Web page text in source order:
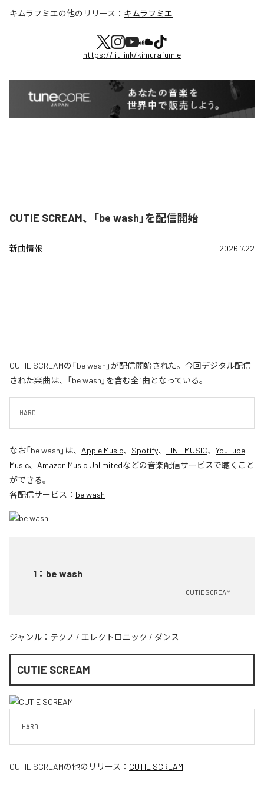
キムラフミエの他のリリース： キムラフミエ
https://lit.link/kimurafumie
CUTIE SCREAM、「be wash」を配信開始
新曲情報 2026.7.22
CUTIE SCREAMの「be wash」が配信開始された。今回デジタル配信
された楽曲は、「be wash」を含む全1曲となっている。
HARD
なお「be wash 」は、 Apple Music、 Spotify、 LINE MUSIC、 YouTube
Music、 Amazon Music Unlimitedなどの音楽配信サービスで聴くこと
ができる。
各配信サービス： be wash
1 ： be wash
CUTIE SCREAM
ジャンル： テクノ / エレクトロニック / ダンス
CUTIE SCREAM
HARD
CUTIE SCREAMの他のリリース： CUTIE SCREAM